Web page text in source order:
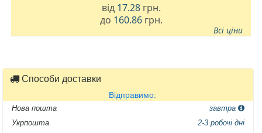
від 17.28 грн.
до 160.86 грн.
Всі ціни
Способи доставки
Відправимо:
Нова пошта
завтра
Укрпошта
2-3 робочі дні